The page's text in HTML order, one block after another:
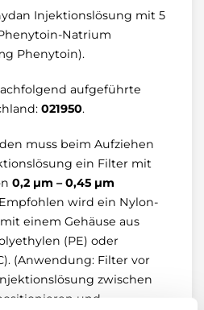
Injektionslösung mit 5
Natrium
Phenytoin).
aufgeführte
021950.
muss beim Aufziehen
ein Filter mit
0,2 µm – 0,45 µm
wird ein Nylon-
einem Gehäuse aus
(PE) oder
(Anwendung: Filter vor
zwischen
und